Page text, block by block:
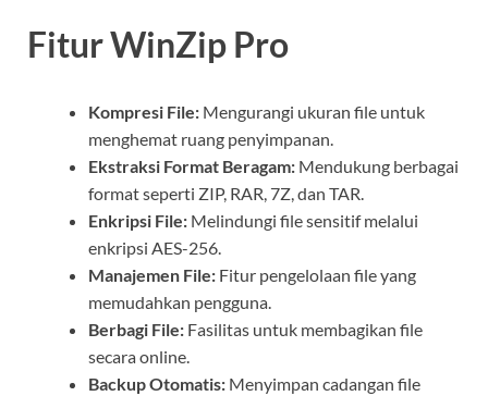
Fitur WinZip Pro
Kompresi File: Mengurangi ukuran file untuk
menghemat ruang penyimpanan.
Ekstraksi Format Beragam: Mendukung berbagai
format seperti ZIP, RAR, 7Z, dan TAR.
Enkripsi File: Melindungi file sensitif melalui
enkripsi AES-256.
Manajemen File: Fitur pengelolaan file yang
memudahkan pengguna.
Berbagi File: Fasilitas untuk membagikan file
secara online.
Backup Otomatis: Menyimpan cadangan file